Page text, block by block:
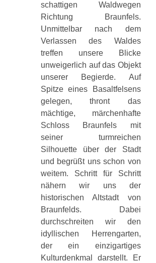
schattigen Waldwegen
Richtung Braunfels.
Unmittelbar nach dem
Verlassen des Waldes
treffen unsere Blicke
unweigerlich auf das Objekt
unserer Begierde. Auf
Spitze eines Basaltfelsens
gelegen, thront das
mächtige, märchenhafte
Schloss Braunfels mit
seiner turmreichen
Silhouette über der Stadt
und begrüßt uns schon von
weitem. Schritt für Schritt
nähern wir uns der
historischen Altstadt von
Braunfelds. Dabei
durchschreiten wir den
idyllischen Herrengarten,
der ein einzigartiges
Kulturdenkmal darstellt. Er